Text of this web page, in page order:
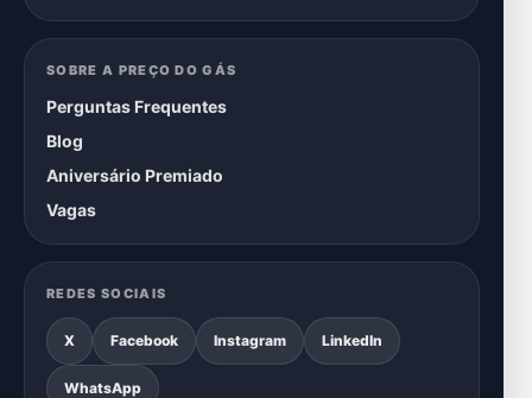
SOBRE A PREÇO DO GÁS
Perguntas Frequentes
Blog
Aniversário Premiado
Vagas
REDES SOCIAIS
X Facebook Instagram LinkedIn
WhatsApp